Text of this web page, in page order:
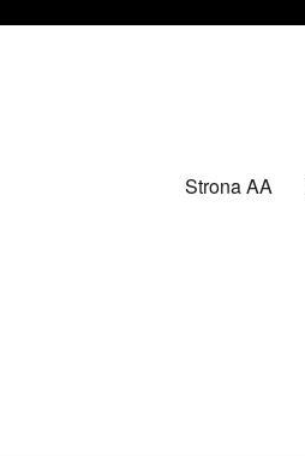
Strona AA